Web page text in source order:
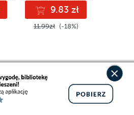
9.83 zł
11.99zł (-18%)